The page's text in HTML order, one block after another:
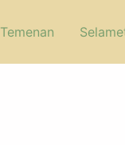
Temenan